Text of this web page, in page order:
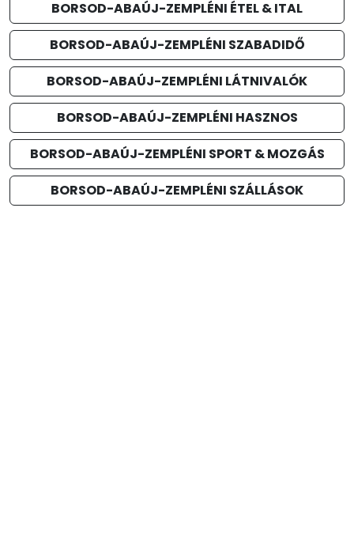
BORSOD-ABAÚJ-ZEMPLÉNI ÉTEL & ITAL
BORSOD-ABAÚJ-ZEMPLÉNI SZABADIDŐ
BORSOD-ABAÚJ-ZEMPLÉNI LÁTNIVALÓK
BORSOD-ABAÚJ-ZEMPLÉNI HASZNOS
BORSOD-ABAÚJ-ZEMPLÉNI SPORT & MOZGÁS
BORSOD-ABAÚJ-ZEMPLÉNI SZÁLLÁSOK